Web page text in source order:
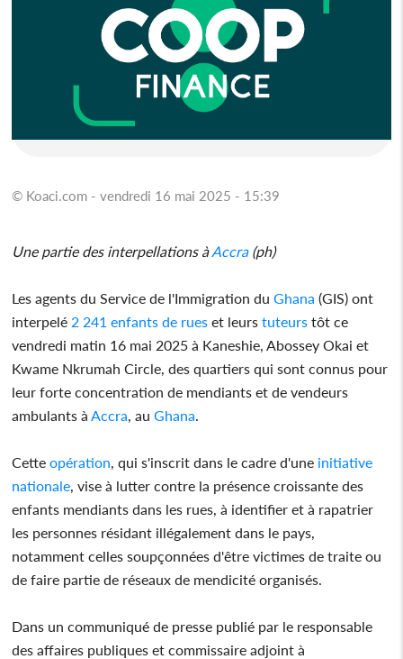
© Koaci.com - vendredi 16 mai 2025 - 15:39
Une partie des interpellations àAccra(ph)
Les agents du Service de l'Immigration duGhana (GIS) ont
interpelé 2 241 enfants de rues et leurs tuteurs tôt ce
vendredi matin 16 mai 2025 à Kaneshie, Abossey Okai et
Kwame Nkrumah Circle, des quartiers qui sont connus pour
leur forte concentration de mendiants et de vendeurs
ambulants à Accra , auGhana
Cette opération , qui s'inscrit dans le cadre d'une initiative
nationale , vise à lutter contre la présence croissante des
enfants mendiants dans les rues, à identifier et à rapatrier
les personnes résidant illégalement dans le pays,
notamment celles soupçonnées d'être victimes de traite ou
de faire partie de réseaux de mendicité organisés.
Dans un communiqué de presse publié par le responsable
des affaires publiques et commissaire adjoint à